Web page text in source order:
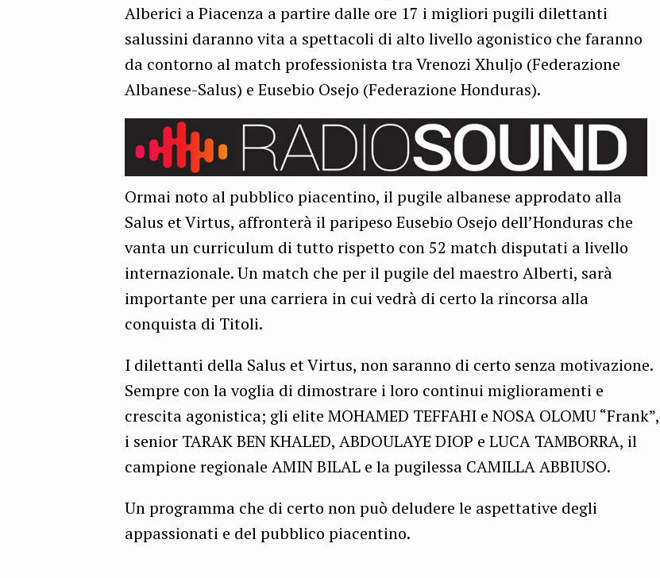
Alberici a Piacenza a partire dalle ore 17 i migliori pugili dilettanti
salussini daranno vita a spettacoli di alto livello agonistico che faranno
da contorno al match professionista tra Vrenozi Xhuljo (Federazione
Albanese-Salus) e Eusebio Osejo (Federazione Honduras).
Ormai noto al pubblico piacentino, il pugile albanese approdato alla
Salus et Virtus, affronterà il paripeso Eusebio Osejo dell’Honduras che
vanta un curriculum di tutto rispetto con 52 match disputati a livello
internazionale. Un match che per il pugile del maestro Alberti, sarà
importante per una carriera in cui vedrà di certo la rincorsa alla
conquista di Titoli.
I dilettanti della Salus et Virtus, non saranno di certo senza motivazione.
Sempre con la voglia di dimostrare i loro continui miglioramenti e
crescita agonistica; gli elite MOHAMED TEFFAHI e NOSA OLOMU “Frank”,
i senior TARAK BEN KHALED, ABDOULAYE DIOP e LUCA TAMBORRA, il
campione regionale AMIN BILAL e la pugilessa CAMILLA ABBIUSO.
Un programma che di certo non può deludere le aspettative degli
appassionati e del pubblico piacentino.